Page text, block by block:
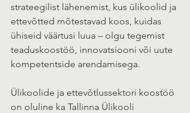
strateegilist lähenemist, kus ülikoolid ja
ettevõtted mõtestavad koos, kuidas
ühiseid väärtusi luua – olgu tegemist
teaduskoostöö, innovatsiooni või uute
kompetentside arendamisega.
Ülikoolide ja ettevõtlussektori koostöö
on oluline ka Tallinna Ülikooli